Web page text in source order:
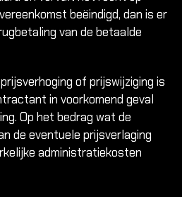
beëindigd, dan is er
van de betaalde
of prijswijziging is
in voorkomend geval
Op het bedrag wat de
de eventuele prijsverlaging
administratiekosten